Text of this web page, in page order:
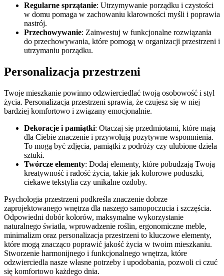
Regularne sprzątanie: Utrzymywanie porządku i czystości
w domu pomaga w zachowaniu klarowności myśli i poprawia
nastrój.
Przechowywanie: Zainwestuj w funkcjonalne rozwiązania
do przechowywania, które pomogą w organizacji przestrzeni i
utrzymaniu porządku.
Personalizacja przestrzeni
Twoje mieszkanie powinno odzwierciedlać twoją osobowość i styl
życia. Personalizacja przestrzeni sprawia, że czujesz się w niej
bardziej komfortowo i związany emocjonalnie.
Dekoracje i pamiątki: Otaczaj się przedmiotami, które mają
dla Ciebie znaczenie i przywołują pozytywne wspomnienia.
To mogą być zdjęcia, pamiątki z podróży czy ulubione dzieła
sztuki.
Twórcze elementy: Dodaj elementy, które pobudzają Twoją
kreatywność i radość życia, takie jak kolorowe poduszki,
ciekawe tekstylia czy unikalne ozdoby.
Psychologia przestrzeni podkreśla znaczenie dobrze
zaprojektowanego wnętrza dla naszego samopoczucia i szczęścia.
Odpowiedni dobór kolorów, maksymalne wykorzystanie
naturalnego światła, wprowadzenie roślin, ergonomiczne meble,
minimalizm oraz personalizacja przestrzeni to kluczowe elementy,
które mogą znacząco poprawić jakość życia w twoim mieszkaniu.
Stworzenie harmonijnego i funkcjonalnego wnętrza, które
odzwierciedla nasze własne potrzeby i upodobania, pozwoli ci czuć
się komfortowo każdego dnia.